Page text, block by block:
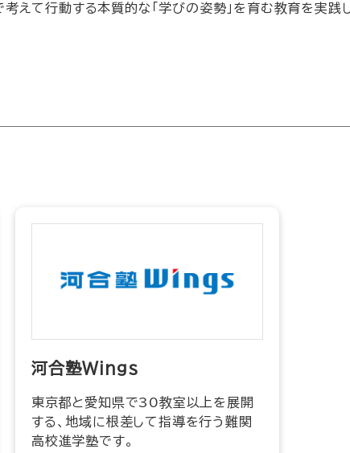
えて行動する本質的な「学びの姿勢」を育む教育を実践
河合塾Wings
東京都と愛知県で30教室以上を展開
する、地域に根差して指導を行う難関
高校進学塾です。